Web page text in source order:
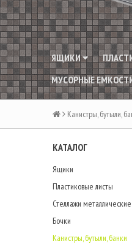
ЯЩИКИ
МУСОРНЫЕ
Канистры, бутыли,
КАТАЛОГ
Ящики
Пластиковые листы
Стеллажи металлические
Бочки
Канистры, бутыли, банки